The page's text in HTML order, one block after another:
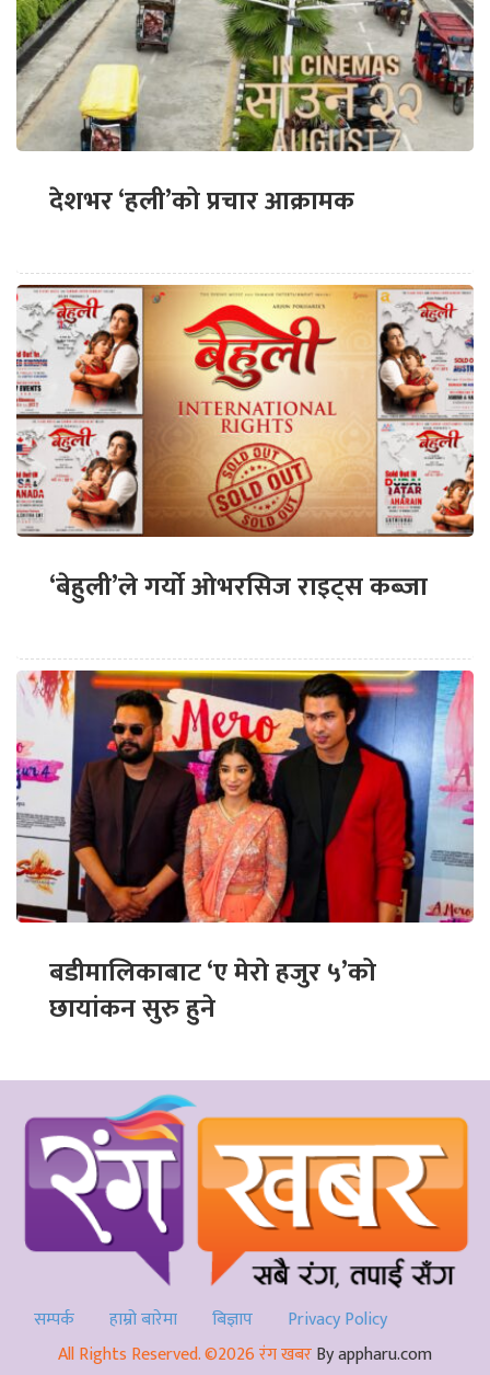
देशभर ‘हली’को प्रचार आक्रामक
‘बेहुली’ले गर्यो ओभरसिज राइट्स कब्जा
बडीमालिकाबाट ‘ए मेरो हजुर ५’को
छायांकन सुरु हुने
सम्पर्क हाम्रो बारेमा बिज्ञाप
Privacy Policy
All Rights Reserved. ©2026 रंग खबरBy appharu.com